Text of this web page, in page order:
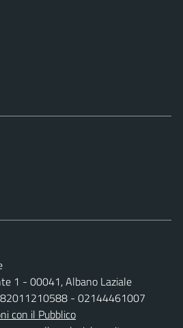
1 - 00041, Albano Laziale
- 02144461007
con il Pubblico